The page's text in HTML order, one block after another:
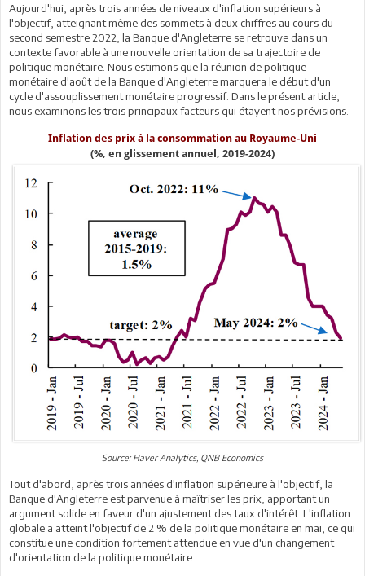
Aujourd'hui, après trois années de niveaux d'inflation supérieurs à
l'objectif, atteignant même des sommets à deux chiffres au cours du
second semestre 2022, la Banque d'Angleterre se retrouve dans un
contexte favorable à une nouvelle orientation de sa trajectoire de
politique monétaire. Nous estimons que la réunion de politique
monétaire d'août de la Banque d'Angleterre marquera le début d'un
cycle d'assouplissement monétaire progressif. Dans le présent article,
nous examinons les trois principaux facteurs qui étayent nos prévisions.
Inflation des prix à la consommation au Royaume-Uni
(%, en glissement annuel, 2019-2024)
Source: Haver Analytics, QNB Economics
Tout d'abord, après trois années d'inflation supérieure à l'objectif, la
Banque d'Angleterre est parvenue à maîtriser les prix, apportant un
argument solide en faveur d'un ajustement des taux d'intérêt. L'inflation
globale a atteint l'objectif de 2 % de la politique monétaire en mai, ce qui
constitue une condition fortement attendue en vue d'un changement
d'orientation de la politique monétaire.